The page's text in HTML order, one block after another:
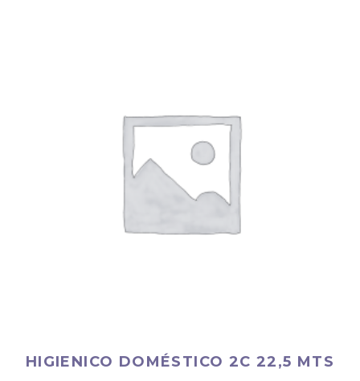
HIGIENICO DOMÉSTICO 2C 22,5 MTS